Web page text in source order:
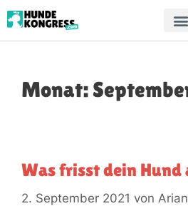
Monat:
Was frisst dein Hund
2. September 2021 von